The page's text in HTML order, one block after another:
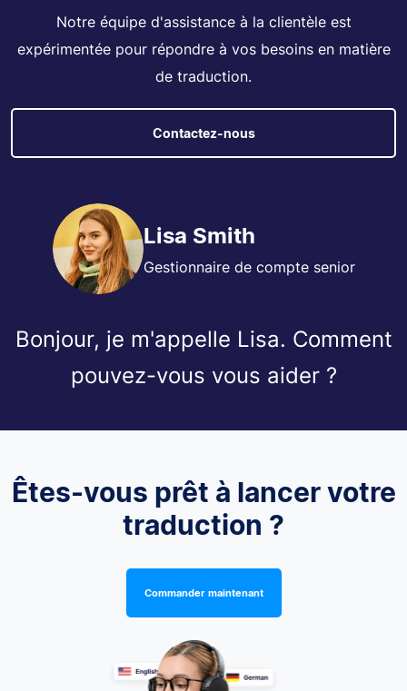
Notre équipe d'assistance à la clientèle est
expérimentée pour répondre à vos besoins en matière
de traduction.
Contactez-nous
Lisa Smith
Gestionnaire de compte senior
Bonjour, je m'appelle Lisa. Comment
pouvez-vous vous aider ?
Êtes-vous prêt à lancer votre
traduction ?
Commander maintenant